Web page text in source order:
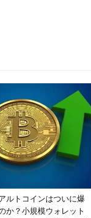
ルトコインはついに爆
か？小規模ウォレット